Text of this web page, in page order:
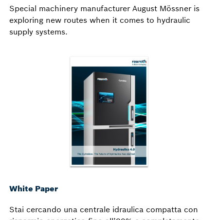
Special machinery manufacturer August Mössner is
exploring new routes when it comes to hydraulic
supply systems.
White Paper
Stai cercando una centrale idraulica compatta con